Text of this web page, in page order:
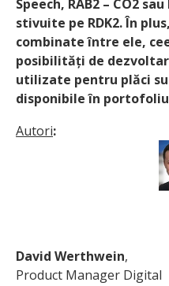
Speech, RAB2 – CO2
stivuite pe RDK2. În
combinate între ele,
posibilități de
utilizate pentru plăci
disponibile în
Autori:
David Werthwein,
Product Manager Digital